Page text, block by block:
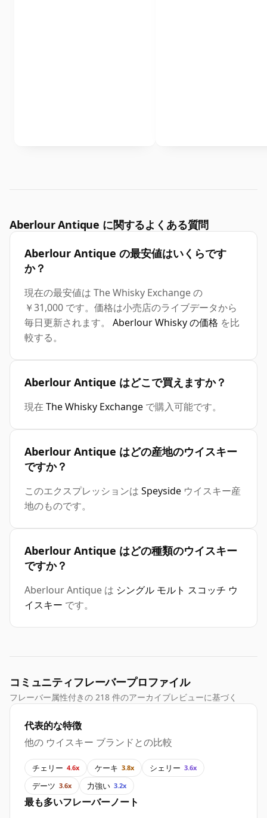
Aberlour Antique に関するよくある質問
Aberlour Antique の最安値はいくらです
か？
現在の最安値は The Whisky Exchange の
￥31,000 です。価格は小売店のライブデータから
毎日更新されます。 Aberlour Whisky の価格 を比
較する。
Aberlour Antique はどこで買えますか？
現在 The Whisky Exchange で購入可能です。
Aberlour Antique はどの産地のウイスキー
ですか？
このエクスプレッションは Speyside ウイスキー産
地のものです。
Aberlour Antique はどの種類のウイスキー
ですか？
Aberlour Antique は シングル モルト スコッチ ウ
イスキー です。
コミュニティフレーバープロファイル
フレーバー属性付きの 218 件のアーカイブレビューに基づく
代表的な特徴
他の ウイスキー ブランドとの比較
チェリー 4.6x ケーキ 3.8x シェリー 3.6x
デーツ 3.6x 力強い 3.2x
最も多いフレーバーノート